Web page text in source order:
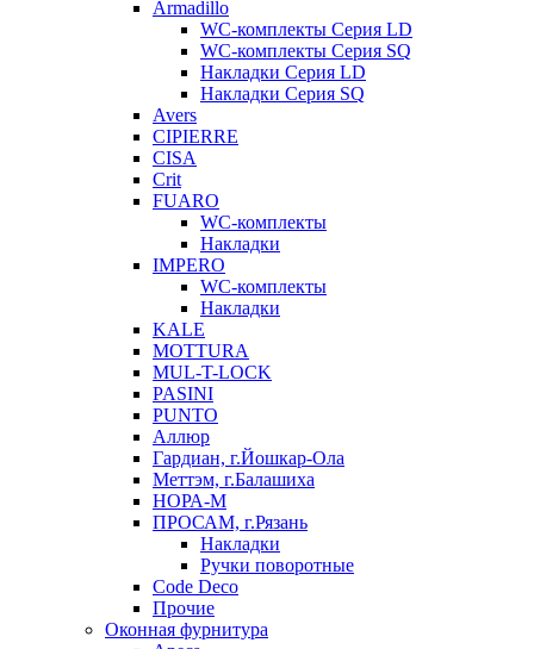
Armadillo
WC-комплекты Серия LD
WC-комплекты Серия SQ
Накладки Серия LD
Накладки Серия SQ
Avers
CIPIERRE
CISA
Crit
FUARO
WC-комплекты
Накладки
IMPERO
WC-комплекты
Накладки
KALE
MOTTURA
MUL-T-LOCK
PASINI
PUNTO
Аллюр
Гардиан, г.Йошкар-Ола
Меттэм, г.Балашиха
НОРА-М
ПРОСАМ, г.Рязань
Накладки
Ручки поворотные
Code Deco
Прочие
Оконная фурнитура